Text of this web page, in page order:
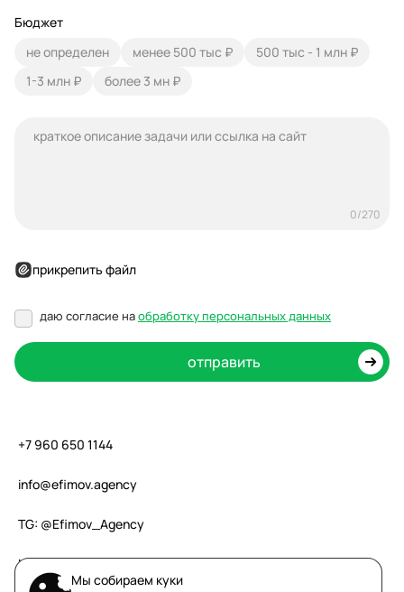
Бюджет
не определен
менее 500 тыс ₽
500 тыс - 1 млн ₽
1-3 млн ₽
более 3 мн ₽
0/270
прикрепить файл
даю согласие наобработку персональных данных
+7 960 650 1144
info@efimov.agency
TG: @Efimov_Аgency
MAX: Валентин Ефимов
Мы собираем куки